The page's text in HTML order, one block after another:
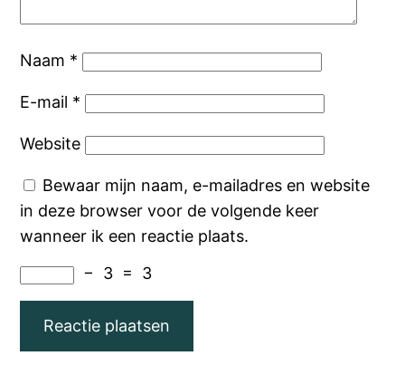
Naam *
E-mail *
Website
Bewaar mijn naam, e-mailadres en website
in deze browser voor de volgende keer
wanneer ik een reactie plaats.
−
3 = 3